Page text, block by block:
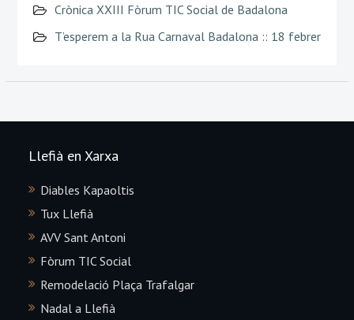
Crònica XXIII Fòrum TIC Social de Badalona
T’esperem a la Rua Carnaval Badalona :: 18 febrer
Llefià en Xarxa
Diables Kapaoltis
Tux Llefià
AVV Sant Antoni
Fòrum TIC Social
Remodelació Plaça Trafalgar
Nadal a Llefià